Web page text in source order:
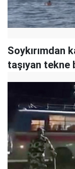
Soykırımdan
taşıyan tekne